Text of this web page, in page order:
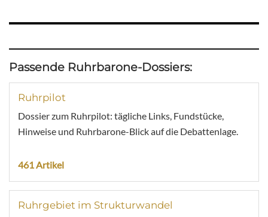
Passende Ruhrbarone-Dossiers:
Ruhrpilot
Dossier zum Ruhrpilot: tägliche Links, Fundstücke,
Hinweise und Ruhrbarone-Blick auf die Debattenlage.
461 Artikel
Ruhrgebiet im Strukturwandel